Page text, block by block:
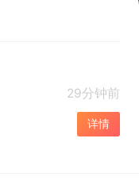
29分钟前
详情